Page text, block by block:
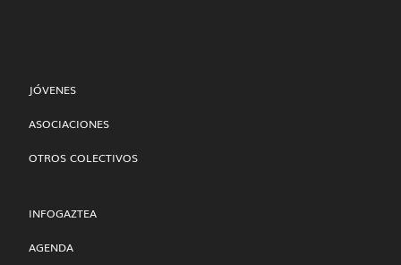
JÓVENES
ASOCIACIONES
OTROS COLECTIVOS
INFOGAZTEA
AGENDA